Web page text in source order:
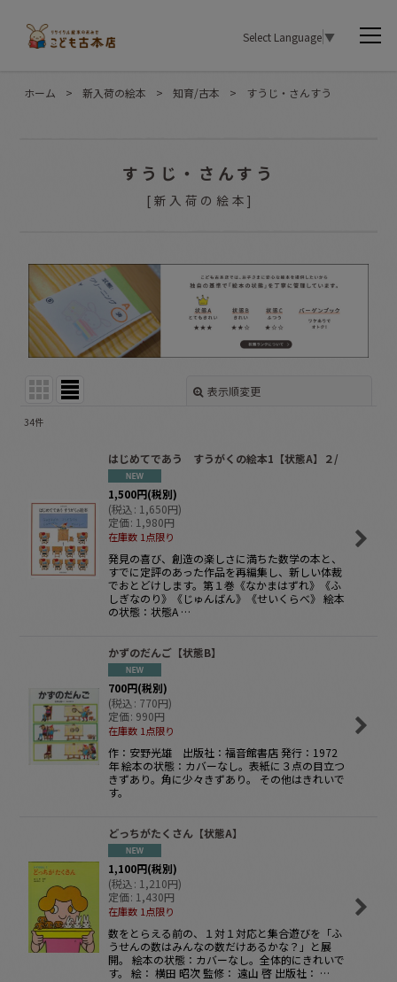
Select Language▼
ホーム > 新入荷の絵本 > 知育/古本 > すうじ・さんすう
すうじ・さんすう
[ 新入荷の絵本]
表示順変更
34件
はじめてであう すうがくの絵本1【状態A】２/
1,500円(税別)
(税込: 1,650円)
定価: 1,980円
在庫数 1点限り
発見の喜び、創造の楽しさに満ちた数学の本と、
すでに定評のあった作品を再編集し、新しい体裁
でおとどけします。第１巻《なかまはずれ》《ふ
しぎなのり》《じゅんばん》《せいくらべ》 絵本
の状態：状態A …
かずのだんご【状態B】
700円(税別)
(税込: 770円)
定価: 990円
在庫数 1点限り
作：安野光雄 出版社：福音館書店 発行：1972
年 絵本の状態：カバーなし。表紙に３点の目立つ
きずあり。角に少々きずあり。 その他はきれいで
す。
どっちがたくさん【状態A】
1,100円(税別)
(税込: 1,210円)
定価: 1,430円
在庫数 1点限り
数をとらえる前の、１対１対応と集合遊びを「ふ
うせんの数はみんなの数だけあるかな？」と展
開。 絵本の状態：カバーなし。全体的にきれいで
す。 絵： 横田 昭次 監修： 遠山 啓 出版社： …